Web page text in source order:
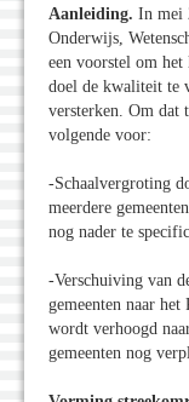
Aanleiding. In mei
Onderwijs,
een voorstel om het
doel de kwaliteit te
versterken. Om dat
volgende voor:
-Schaalvergroting
meerdere
nog nader te
-Verschuiving van
gemeenten naar
wordt verhoogd
gemeenten nog